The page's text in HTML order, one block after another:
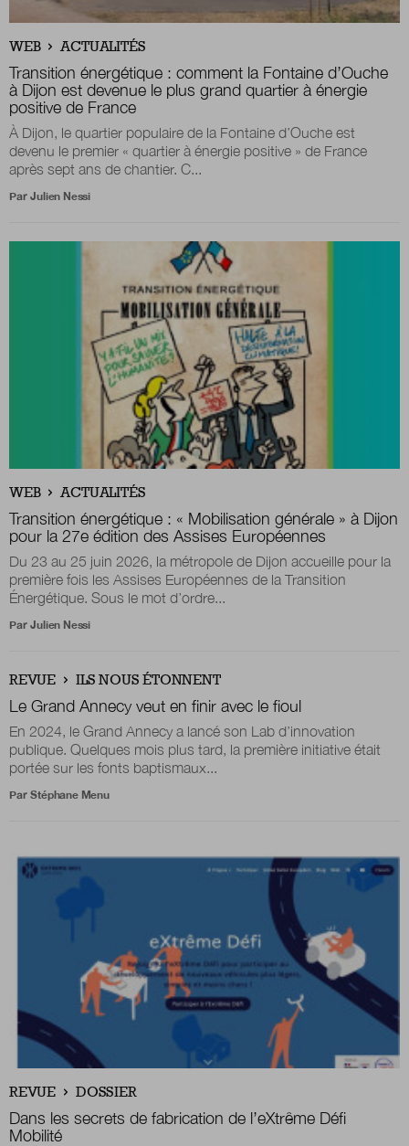
Boutique
Qui sommes-nous ?
Nous contacter
Newsletter
Renseignez votre email afin de suivre l'actualité
de la transformation publique.
Nous suivre
WEB ACTUALITÉS
Transition énergétique : comment la Fontaine d’Ouche
à Dijon est devenue le plus grand quartier à énergie
positive de France
À Dijon, le quartier populaire de la Fontaine d’Ouche est
devenu le premier « quartier à énergie positive » de France
après sept ans de chantier. C...
Par Julien Nessi
WEB ACTUALITÉS
Transition énergétique : « Mobilisation générale » à Dijon
pour la 27e édition des Assises Européennes
Du 23 au 25 juin 2026, la métropole de Dijon accueille pour la
première fois les Assises Européennes de la Transition
Énergétique. Sous le mot d’ordre...
Par Julien Nessi
REVUE ILS NOUS ÉTONNENT
Le Grand Annecy veut en finir avec le fioul
En 2024, le Grand Annecy a lancé son Lab d’innovation
publique. Quelques mois plus tard, la première initiative était
portée sur les fonts baptismaux...
Par Stéphane Menu
REVUE DOSSIER
Dans les secrets de fabrication de l’eXtrême Défi
Mobilité